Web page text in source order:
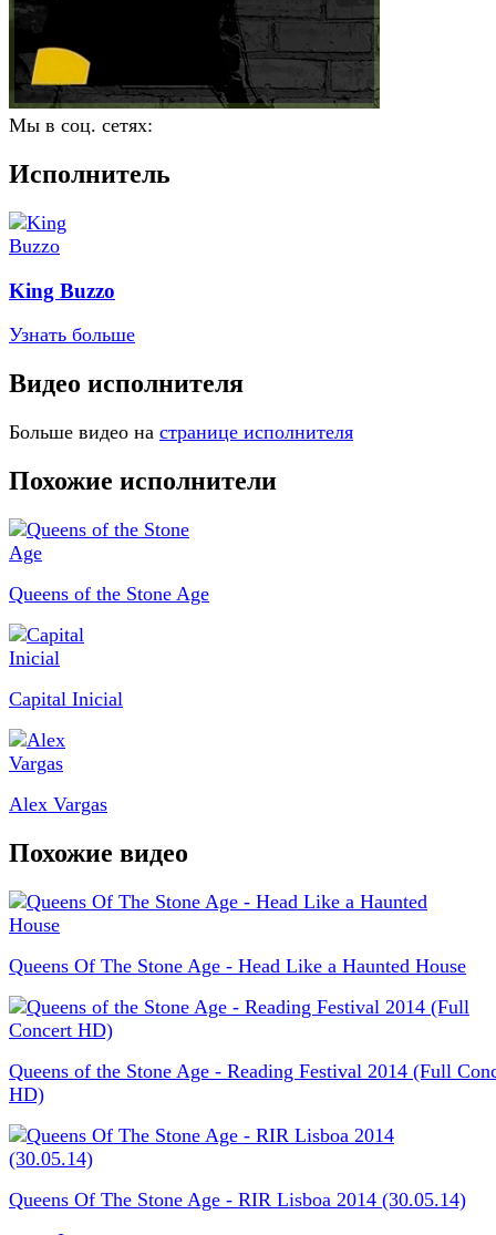
Мы в соц. сетях:
Исполнитель
King Buzzo
Узнать больше
Видео исполнителя
Больше видео на странице исполнителя
Похожие исполнители
Queens of the Stone Age
Capital Inicial
Alex Vargas
Похожие видео
Queens Of The Stone Age - Head Like a Haunted House
Queens of the Stone Age - Reading Festival 2014 (Full
HD)
Queens Of The Stone Age - RIR Lisboa 2014 (30.05.14)